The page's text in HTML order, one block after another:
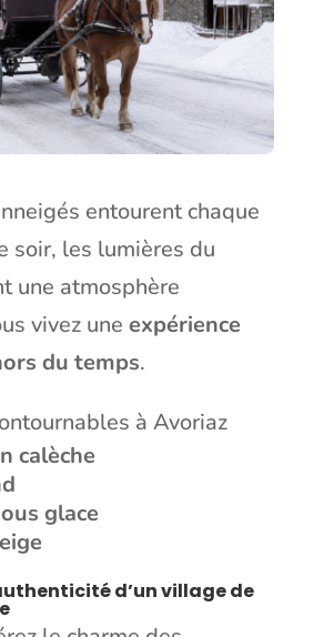
entourent chaque
soir, les lumières du
une atmosphère
vivez une expérience
du temps.
à Avoriaz
calèche
glace
d’un village de